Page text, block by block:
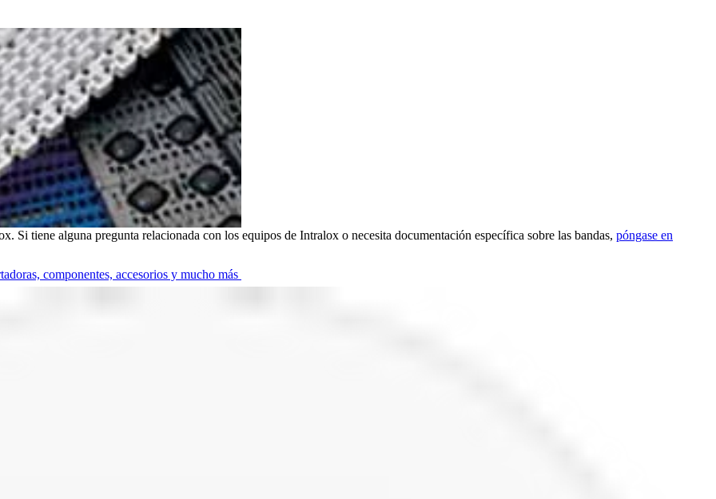
componentes, accesorios y mucho más
Si tiene alguna pregunta relacionada con los equipos de Intralox o necesita documentación específica sobre las bandas, póngase en